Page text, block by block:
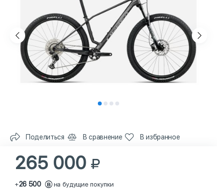
Поделиться В сравнение В избранное
265 000
+26 500 на будущие покупки